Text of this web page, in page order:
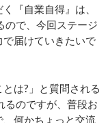
『自業自得』は、
ので、今回ステージ
届けていきたいで
は?」と質問される
るのですが、普段お
何かちょっと交流